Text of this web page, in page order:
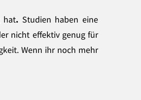
hat. Studien haben eine
nicht effektiv genug für
Wenn ihr noch mehr